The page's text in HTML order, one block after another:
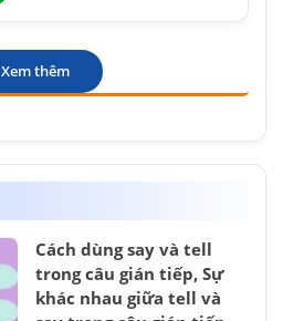
Xem thêm
Cách dùng say và tell
trong câu gián tiếp, Sự
khác nhau giữa tell và